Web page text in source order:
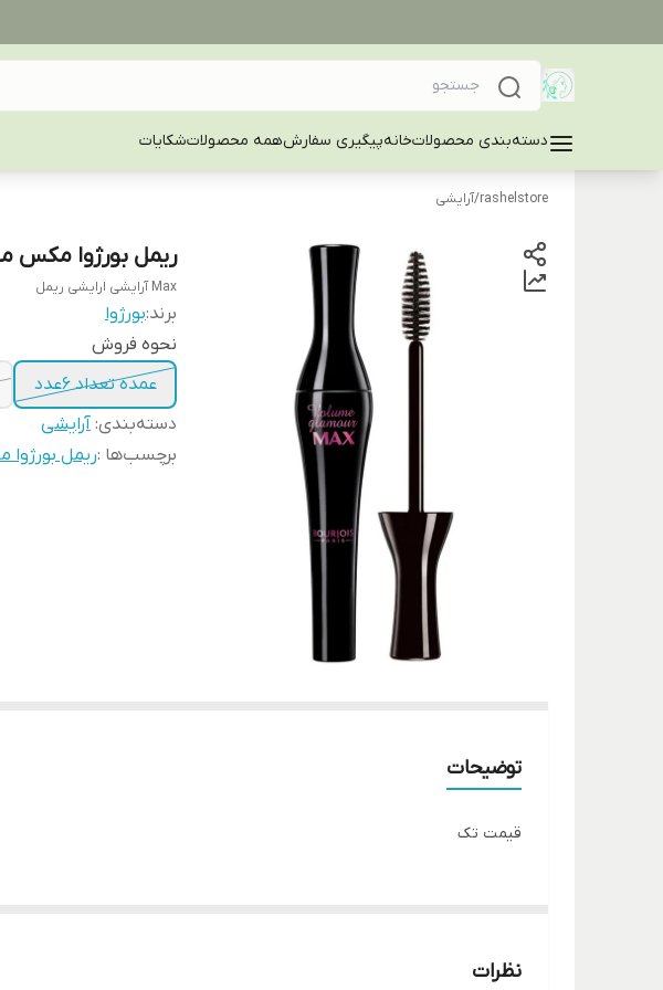
دسته‌بندی محصولاتخانهپیگیری سفارشهمه محصولاتشکایات
rashelstore
/آرایشی
ریمل بورژوا
Max آرایشی ارایشی ریمل
برند:بورژوا
نحوه فروش
عمده تعداد 6عدد
دسته‌بندی: آرایشی
برچسب‌ها :ریمل
توضیحات
قیمت تک
نظرات